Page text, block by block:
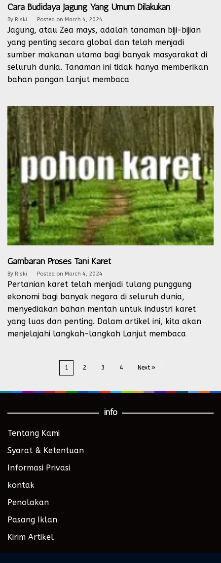
Cara Budidaya Jagung Yang Umum Dilakukan
By Riski Posted on March 4, 2024
Jagung, atau Zea mays, adalah tanaman biji-bijian
yang penting secara global dan telah menjadi
sumber makanan utama bagi banyak masyarakat di
seluruh dunia. Tanaman ini tidak hanya memberikan
bahan pangan Lanjut membaca
Gambaran Proses Tani Karet
By Riski Posted on March 4, 2024
Pertanian karet telah menjadi tulang punggung
ekonomi bagi banyak negara di seluruh dunia,
menyediakan bahan mentah untuk industri karet
yang luas dan penting. Dalam artikel ini, kita akan
menjelajahi langkah-langkah Lanjut membaca
1 2 3 4 Next
info
Tentang Kami
Syarat & Ketentuan
Informasi Privasi
kontak
Penolakan
Pasang Iklan
Kirim Artikel